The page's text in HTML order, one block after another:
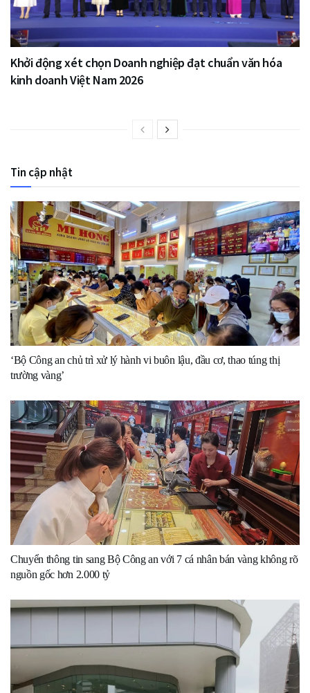
Khởi động xét chọn Doanh nghiệp đạt chuẩn văn hóa
kinh doanh Việt Nam 2026
Tin cập nhật
‘Bộ Công an chủ trì xử lý hành vi buôn lậu, đầu cơ, thao túng thị
trường vàng’
Chuyển thông tin sang Bộ Công an với 7 cá nhân bán vàng không rõ
nguồn gốc hơn 2.000 tỷ